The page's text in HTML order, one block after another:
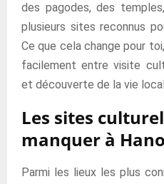
des pagodes, des
plusieurs sites reconnus
Ce que cela change pour
facilement entre visite
et découverte de la vie
Les sites
manquer à
Parmi les lieux les plus